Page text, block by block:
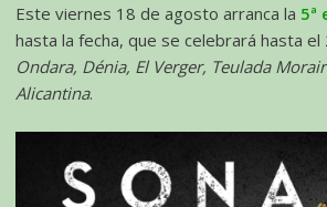
Este viernes 18 de agosto arranca la 5ª
hasta la fecha, que se celebrará hasta
Ondara, Dénia, El Verger, Teulada
Alicantina.